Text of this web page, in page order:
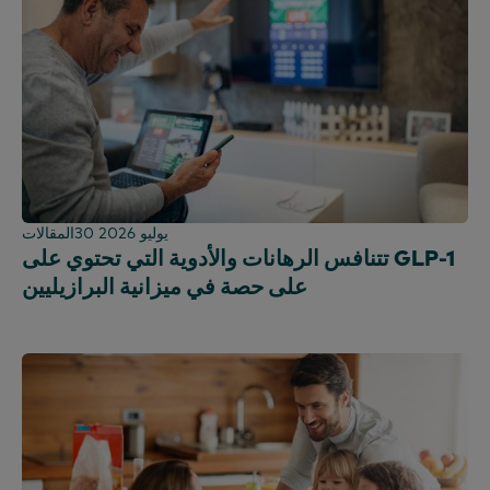
كينيا
كوريا
الصين القارية (CN)
الصين القارية (بالإنجليزية)
ماليزيا
المكسيك
المغرب
نيجيريا
بيرو
الفلبين
المملكة العربية السعودية
جنوب أفريقيا
إسبانيا
المقالات 30 يوليو 2026
تتنافس الرهانات والأدوية التي تحتوي على GLP-1
على حصة في ميزانية البرازيليين